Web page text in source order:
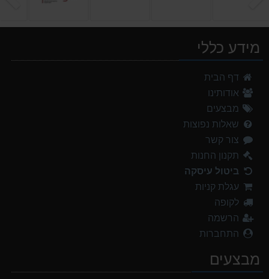
מידע כללי
דף הבית
אודותינו
מבצעים
שאלות נפוצות
צור קשר
תקנון החנות
ביטול עיסקה
עגלת קניות
לקופה
הרשמה
התחברות
מבצעים